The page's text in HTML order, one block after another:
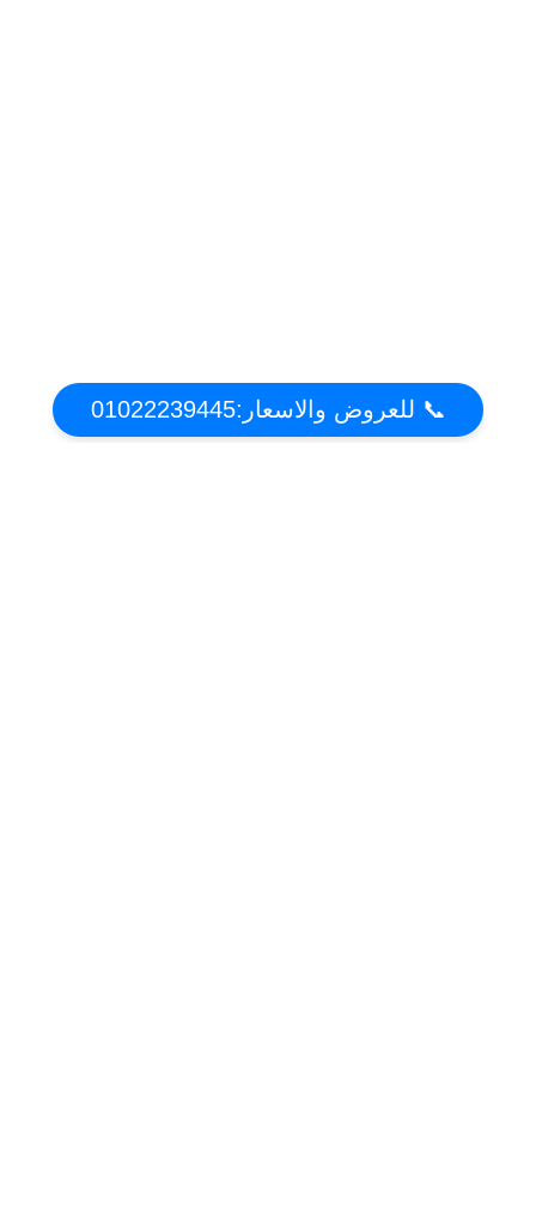
📞 للعروض والاسعار:01022239445